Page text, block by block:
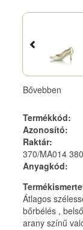
Bővebben
Termékkód:
Azonosító:
Raktár:
370/MA014
Anyagkód:
Átlagos
bőrbélés ,
arany színű